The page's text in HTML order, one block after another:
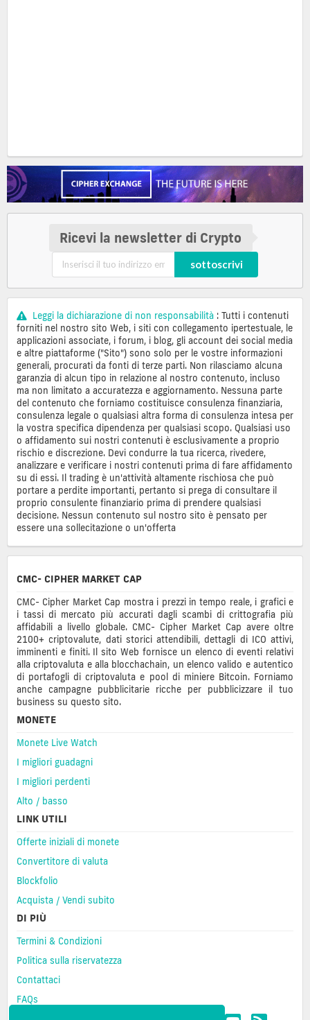
Ricevi la newsletter di Crypto
sottoscrivi
Leggi la dichiarazione di non responsabilità : Tutti i contenuti
forniti nel nostro sito Web, i siti con collegamento ipertestuale, le
applicazioni associate, i forum, i blog, gli account dei social media
e altre piattaforme ("Sito") sono solo per le vostre informazioni
generali, procurati da fonti di terze parti. Non rilasciamo alcuna
garanzia di alcun tipo in relazione al nostro contenuto, incluso
ma non limitato a accuratezza e aggiornamento. Nessuna parte
del contenuto che forniamo costituisce consulenza finanziaria,
consulenza legale o qualsiasi altra forma di consulenza intesa per
la vostra specifica dipendenza per qualsiasi scopo. Qualsiasi uso
o affidamento sui nostri contenuti è esclusivamente a proprio
rischio e discrezione. Devi condurre la tua ricerca, rivedere,
analizzare e verificare i nostri contenuti prima di fare affidamento
su di essi. Il trading è un'attività altamente rischiosa che può
portare a perdite importanti, pertanto si prega di consultare il
proprio consulente finanziario prima di prendere qualsiasi
decisione. Nessun contenuto sul nostro sito è pensato per
essere una sollecitazione o un'offerta
CMC- CIPHER MARKET CAP
CMC- Cipher Market Cap mostra i prezzi in tempo reale, i grafici e
i tassi di mercato più accurati dagli scambi di crittografia più
affidabili a livello globale. CMC- Cipher Market Cap avere oltre
2100+ criptovalute, dati storici attendibili, dettagli di ICO attivi,
imminenti e finiti. Il sito Web fornisce un elenco di eventi relativi
alla criptovaluta e alla blocchachain, un elenco valido e autentico
di portafogli di criptovaluta e pool di miniere Bitcoin. Forniamo
anche campagne pubblicitarie ricche per pubblicizzare il tuo
business su questo sito.
MONETE
Monete Live Watch
I migliori guadagni
I migliori perdenti
Alto / basso
LINK UTILI
Offerte iniziali di monete
Convertitore di valuta
Blockfolio
Acquista / Vendi subito
DI PIÙ
Termini & Condizioni
Politica sulla riservatezza
Contattaci
FAQs